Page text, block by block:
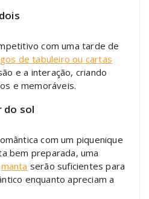
com uma tarde de
de tabuleiro ou cartas
e a interação, criando
e memoráveis.
do sol
com um piquenique
bem preparada, uma
manta serão suficientes para
enquanto apreciam a